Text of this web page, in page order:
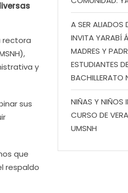
rectora
y
sus
que
respaldo
A SER ALIADOS
INVITA YARABÍ
MADRES Y
ESTUDIANTES
BACHILLERATO
NIÑAS Y NIÑOS
CURSO DE
UMSNH